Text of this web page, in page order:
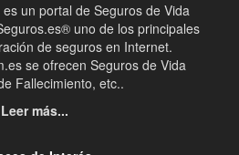
un portal de Seguros de Vida
uno de los principales
de seguros en Internet.
se ofrecen Seguros de Vida
Fallecimiento, etc..
Leer más...